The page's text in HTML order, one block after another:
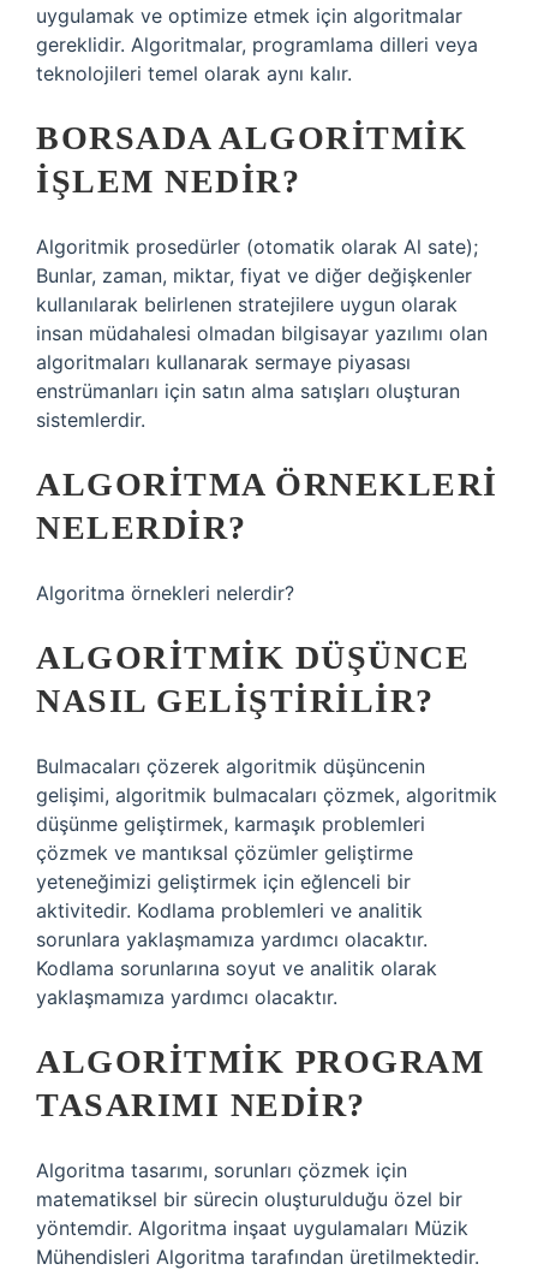
uygulamak ve optimize etmek için algoritmalar
gereklidir. Algoritmalar, programlama dilleri veya
teknolojileri temel olarak aynı kalır.
BORSADA ALGORITMIK
IŞLEM NEDIR?
Algoritmik prosedürler (otomatik olarak Al sate);
Bunlar, zaman, miktar, fiyat ve diğer değişkenler
kullanılarak belirlenen stratejilere uygun olarak
insan müdahalesi olmadan bilgisayar yazılımı olan
algoritmaları kullanarak sermaye piyasası
enstrümanları için satın alma satışları oluşturan
sistemlerdir.
ALGORITMA ÖRNEKLERI
NELERDIR?
Algoritma örnekleri nelerdir?
ALGORITMIK DÜŞÜNCE
NASIL GELIŞTIRILIR?
Bulmacaları çözerek algoritmik düşüncenin
gelişimi, algoritmik bulmacaları çözmek, algoritmik
düşünme geliştirmek, karmaşık problemleri
çözmek ve mantıksal çözümler geliştirme
yeteneğimizi geliştirmek için eğlenceli bir
aktivitedir. Kodlama problemleri ve analitik
sorunlara yaklaşmamıza yardımcı olacaktır.
Kodlama sorunlarına soyut ve analitik olarak
yaklaşmamıza yardımcı olacaktır.
ALGORITMIK PROGRAM
TASARIMI NEDIR?
Algoritma tasarımı, sorunları çözmek için
matematiksel bir sürecin oluşturulduğu özel bir
yöntemdir. Algoritma inşaat uygulamaları Müzik
Mühendisleri Algoritma tarafından üretilmektedir.